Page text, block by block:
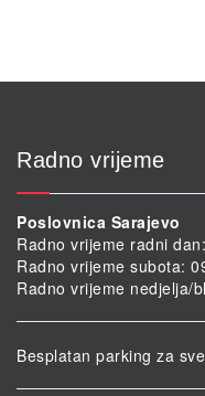
Radno vrijeme
Poslovnica Sarajevo
Radno vrijeme radni
Radno vrijeme subota:
Radno vrijeme nedjelja/
Besplatan parking za